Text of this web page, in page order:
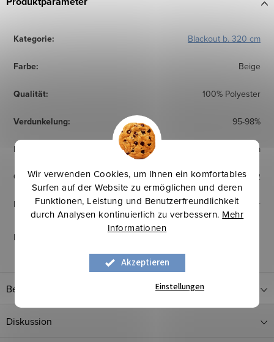
Wir verwenden Cookies, um Ihnen ein komfortables
Surfen auf der Website zu ermöglichen und deren
Funktionen, Leistung und Benutzerfreundlichkeit
durch Analysen kontinuierlich zu verbessern. Mehr
Informationen
Akzeptieren
Einstellungen
Kategorie: Blackout b. 320 cm
Farbe: Beige
Qualität: 100% Polyester
Verdunkelung: 95-98%
Breite 320 cm
Gewicht: 240 g/m2
Herkunftsland: Europäischer Hersteller
Pflegehinweise
Bewertung
Diskussion